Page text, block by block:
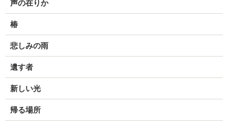
声の在りか
椿
悲しみの雨
遺す者
新しい光
帰る場所